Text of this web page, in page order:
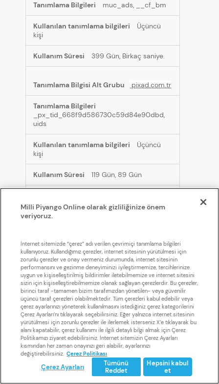
muc_ads, __cf_bm
Üçüncü
kişi
399 Gün, Birkaç saniye.
pixad.com.tr
_px_tid_668f9d586730c59d84e90dbd,
uids
Üçüncü
kişi
119 Gün, 89 Gün
youtube.com
VISITOR_INFO1_LIVE, YSC, __Secure-YNID,
__Secure-ROLLOUT_TOKEN, __Secure-
YEC, VISITOR_PRIVACY_METADATA
Üçüncü
kişi
Birkaç saniye., 179 Gün,
Oturum, 179 Gün, 179 Gün, Birkaç saniye., 179
Gün
Çerez Ayarları
Çerez Ayarları
Milli Piyango Online olarak gizliliğinize önem
veriyoruz.
İnternet sitemizde “çerez” adı verilen çevrimiçi tanımlama bilgileri
kullanıyoruz. Kullandığımız çerezler, internet sitesinin yürütülmesi için
zorunlu çerezler ve onay vermeniz durumunda, internet sitesinin
performansını ve gezinme deneyiminizi iyileştirmemize, tercihlerinize
uygun ve kişiselleştirilmiş bildirimler iletebilmemize ve internet sitesini
sizin için kişiselleştirebilmemize olanak sağlayan çerezlerdir. Bu çerezler,
birinci taraf -tamamen bizim tarafımızdan yönetilen- veya güvenilir
üçüncü taraf çerezleri olabilmektedir. Tüm çerezleri kabul edebilir veya
çerez ayarlarınızı yöneterek kullanılmasını istediğiniz çerez kategorilerini
Çerez Ayarları’nı tıklayarak seçebilirsiniz. Eğer yalnızca internet sitesinin
yürütülmesi için zorunlu çerezler ile ilerlemek isterseniz X’e tıklayarak bu
alanı kapatabilir, çerez kullanımı ile ilgili detaylı bilgi almak için Çerez
Politikamızı ziyaret edebilirsiniz. İnternet sitemizin Çerez Ayarları
kısmından her zaman onayınızı geri alabilir, ayarlarınızı
değiştirebilirsiniz. Çerez Politikası
Çerez Ayarları
Tümünü
Reddet
Hepsini kabul
et